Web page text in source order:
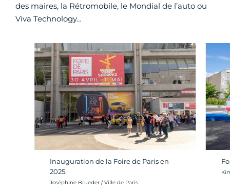
des maires, la Rétromobile, le Mondial de l’auto ou
Viva Technology…
Inauguration de la Foire de Paris en
2025.
Crédit photo :
Joséphine Brueder / Ville de Paris